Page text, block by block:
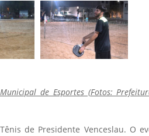
de Esportes (Fotos:
de Presidente Venceslau. O